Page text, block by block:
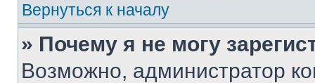
Вернуться к началу
» Почему я не могу
Возможно, администратор